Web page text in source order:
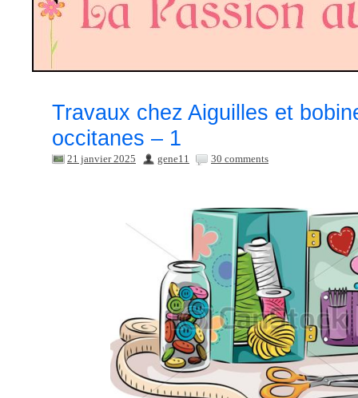
Travaux chez Aiguilles et
occitanes – 1
21 janvier 2025 gene11 30 comments